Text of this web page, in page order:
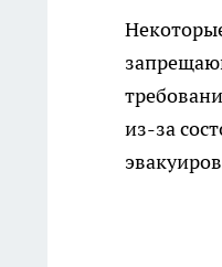
из-за